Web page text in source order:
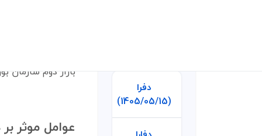
دفرا
(1405/05/15)
بازار دوم سازمان
عوامل موثر